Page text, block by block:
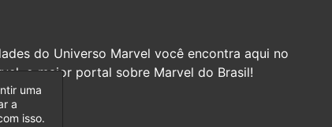
do Universo Marvel você encontra aqui no
o maior portal sobre Marvel do Brasil!
uma
a
isso.